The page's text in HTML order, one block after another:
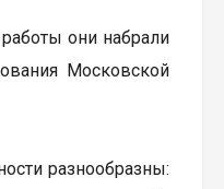
они набрали
Московской
разнообразны: